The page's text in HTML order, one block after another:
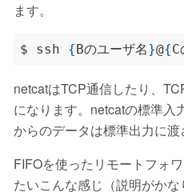
ます。
$ ssh { Bのユーザ名}@{
netcatはTCP通信したり、
になります。netcatの標準入
からのデータは標準出力に渡
FIFOを使ったリモートフォ
たいこんな感じ（説明がかな